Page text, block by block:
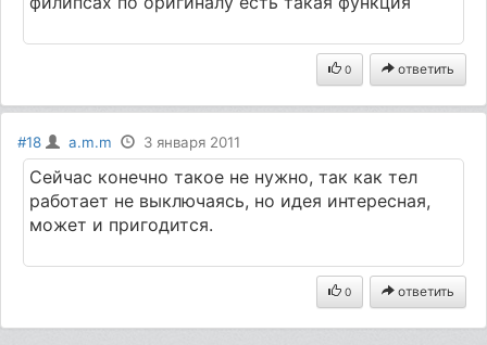
0 ответить
#18 a.m.m 3 января 2011
Сейчас конечно такое не нужно, так как тел
работает не выключаясь, но идея интересная,
может и пригодится.
0 ответить